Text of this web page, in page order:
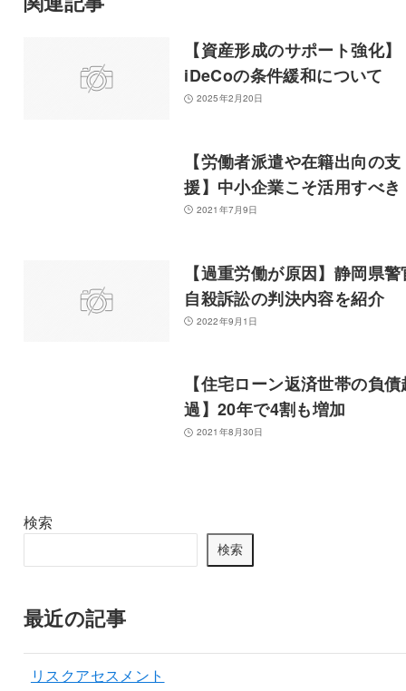
【資産形成のサポート強化】
iDeCoの条件緩和について
2025年2月20日
【労働者派遣や在籍出向の支
援】中小企業こそ活用すべき
2021年7月9日
【過重労働が原因】静岡県警
自殺訴訟の判決内容を紹介
2022年9月1日
【住宅ローン返済世帯の負債
過】20年で4割も増加
2021年8月30日
検索
検索
最近の記事
リスクアセスメント